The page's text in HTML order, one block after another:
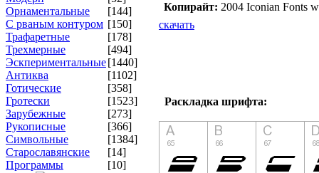
Орнаментальные
[144]
С рваным контуром [150]
Трафаретные
[178]
Трехмерные
[494]
Эскпериментальные[1440]
Антиква
[1102]
Готические
[358]
Гротески
[1523]
Зарубежные
[273]
Рукописные
[366]
Символьные
[1384]
Старославянские
[14]
Программы
[10]
Копирайт: 2004 Iconian Fonts
скачать
Раскладка шрифта: